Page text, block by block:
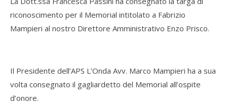
riconoscimento per il Memorial intitolato a Fabrizio
Mampieri al nostro Direttore Amministrativo Enzo Prisco.
Il Presidente dell’APS L’Onda Avv. Marco Mampieri ha a sua
volta consegnato il gagliardetto del Memorial all’ospite
d’onore.